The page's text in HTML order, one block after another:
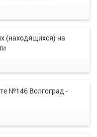
(находящихся) на
№146 Волгоград -